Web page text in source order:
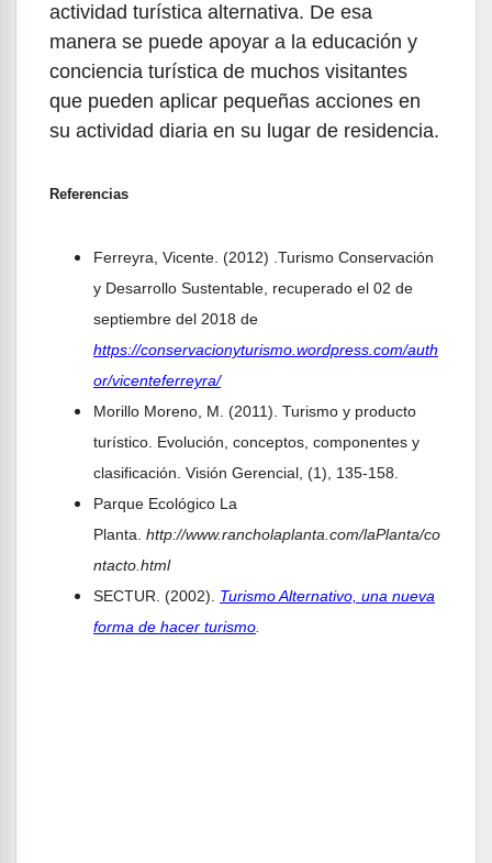
actividad turística alternativa. De esa
manera se puede apoyar a la educación y
conciencia turística de muchos visitantes
que pueden aplicar pequeñas acciones en
su actividad diaria en su lugar de residencia.
Referencias
Ferreyra, Vicente. (2012) .Turismo Conservación
y Desarrollo Sustentable, recuperado el 02 de
septiembre del 2018 de
https://conservacionyturismo.wordpress.com/auth
or/vicenteferreyra/
Morillo Moreno, M. (2011). Turismo y producto
turístico. Evolución, conceptos, componentes y
clasificación. Visión Gerencial, (1), 135-158.
Parque Ecológico La
Planta. http://www.rancholaplanta.com/laPlanta/co
ntacto.html
SECTUR. (2002). Turismo Alternativo, una nueva
forma de hacer turismo.